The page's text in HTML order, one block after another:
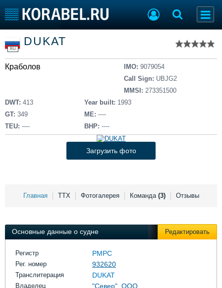
Тип судна
Добавить судно
Добавить проект
Последние 100
Пульс
Новости
Компании
Репутация
Торговая площадка
Доска объявлений
Продажа флота
Оборудование
Изделия
Материалы
Услуги
Выставки и семинары
Личности
Словарь
Галерея флота
Форум
RU
DUKAT
Краболов IMO: 9079054
Call Sign: UBJG2
MMSI: 273351500
DWT: 413
GT: 349
TEU: ----
Year built: 1993
ME: ----
BHP: ----
Загрузить фото
Главная ТТХ Фотогалерея Команда (3) Отзывы
Основные данные о судне Редактировать
Регистр РМРС
Рег. номер 932620
Транслитерация DUKAT
Владелец "Север", ООО